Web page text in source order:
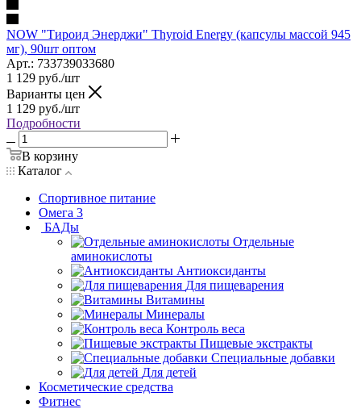
NOW "Тироид Энерджи" Thyroid Energy (капсулы массой 945
мг), 90шт оптом
Арт.: 733739033680
1 129 руб./шт
Варианты цен
1 129 руб./шт
Подробности
В корзину
Каталог
Спортивное питание
Омега 3
БАДы
Отдельные
аминокислоты
Антиоксиданты
Для пищеварения
Витамины
Минералы
Контроль веса
Пищевые экстракты
Специальные добавки
Для детей
Косметические средства
Фитнес